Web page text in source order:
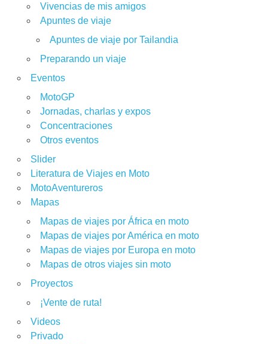
Vivencias de mis amigos
Apuntes de viaje
Apuntes de viaje por Tailandia
Preparando un viaje
Eventos
MotoGP
Jornadas, charlas y expos
Concentraciones
Otros eventos
Slider
Literatura de Viajes en Moto
MotoAventureros
Mapas
Mapas de viajes por África en moto
Mapas de viajes por América en moto
Mapas de viajes por Europa en moto
Mapas de otros viajes sin moto
Proyectos
¡Vente de ruta!
Videos
Privado